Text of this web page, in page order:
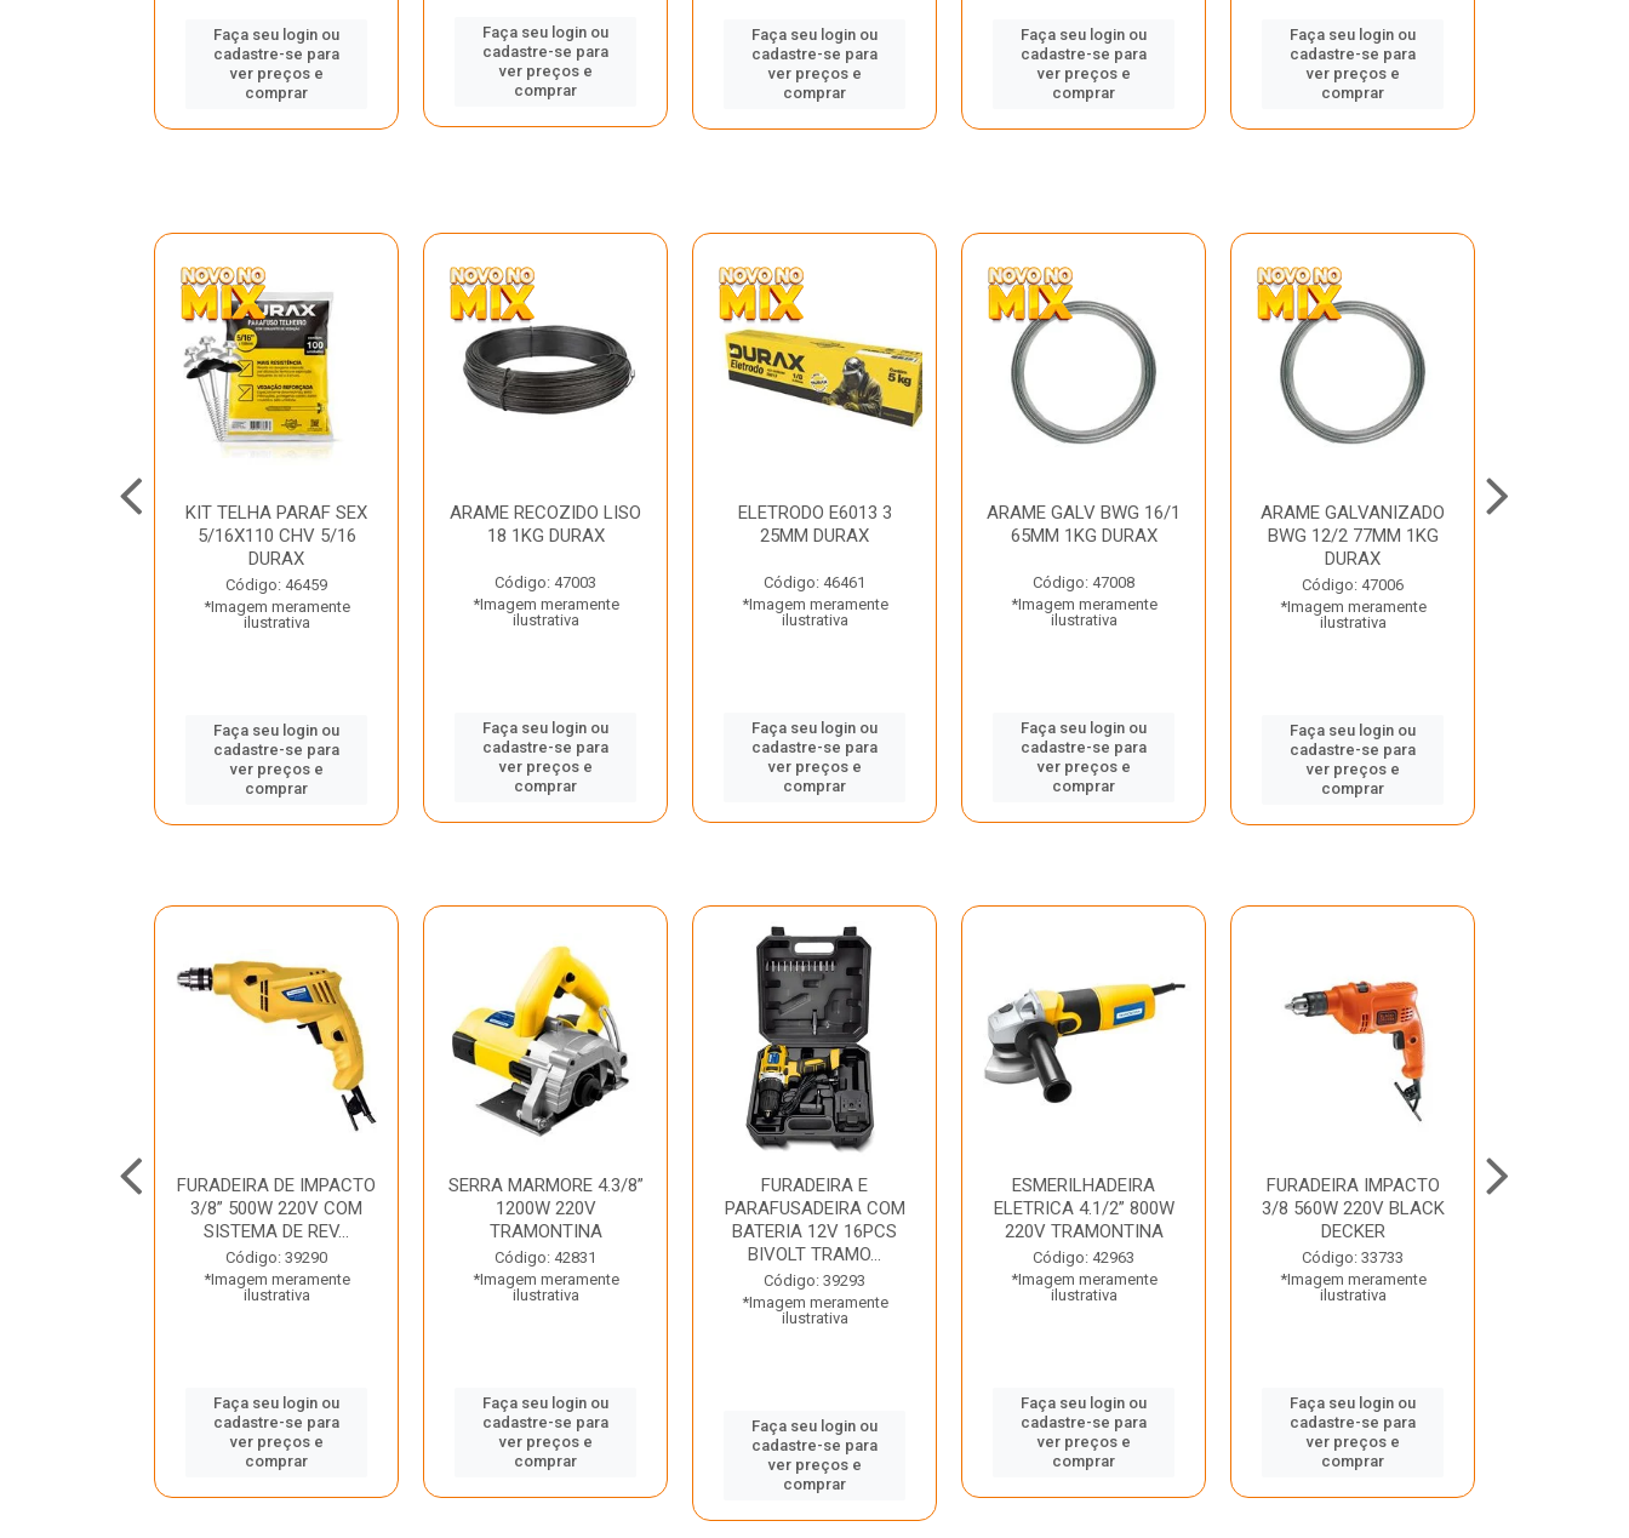
Faça seu login ou
cadastre-se para
ver preços e
comprar
Faça seu login ou
cadastre-se para
ver preços e
comprar
Faça seu login ou
cadastre-se para
ver preços e
comprar
Faça seu login ou
cadastre-se para
ver preços e
comprar
Faça seu login ou
cadastre-se para
ver preços e
comprar
KIT TELHA PARAF SEX
5/16X110 CHV 5/16
DURAX
Código: 46459
*Imagem meramente
ilustrativa
Faça seu login ou
cadastre-se para
ver preços e
comprar
ARAME RECOZIDO LISO
18 1KG DURAX
Código: 47003
*Imagem meramente
ilustrativa
Faça seu login ou
cadastre-se para
ver preços e
comprar
ELETRODO E6013 3
25MM DURAX
Código: 46461
*Imagem meramente
ilustrativa
Faça seu login ou
cadastre-se para
ver preços e
comprar
ARAME GALV BWG 16/1
65MM 1KG DURAX
Código: 47008
*Imagem meramente
ilustrativa
Faça seu login ou
cadastre-se para
ver preços e
comprar
ARAME GALVANIZADO
BWG 12/2 77MM 1KG
DURAX
Código: 47006
*Imagem meramente
ilustrativa
Faça seu login ou
cadastre-se para
ver preços e
comprar
FURADEIRA DE IMPACTO
3/8” 500W 220V COM
SISTEMA DE REV...
Código: 39290
*Imagem meramente
ilustrativa
Faça seu login ou
cadastre-se para
ver preços e
comprar
SERRA MARMORE 4.3/8”
1200W 220V
TRAMONTINA
Código: 42831
*Imagem meramente
ilustrativa
Faça seu login ou
cadastre-se para
ver preços e
comprar
FURADEIRA E
PARAFUSADEIRA COM
BATERIA 12V 16PCS
BIVOLT TRAMO...
Código: 39293
*Imagem meramente
ilustrativa
Faça seu login ou
cadastre-se para
ver preços e
comprar
ESMERILHADEIRA
ELETRICA 4.1/2” 800W
220V TRAMONTINA
Código: 42963
*Imagem meramente
ilustrativa
Faça seu login ou
cadastre-se para
ver preços e
comprar
FURADEIRA IMPACTO
3/8 560W 220V BLACK
DECKER
Código: 33733
*Imagem meramente
ilustrativa
Faça seu login ou
cadastre-se para
ver preços e
comprar